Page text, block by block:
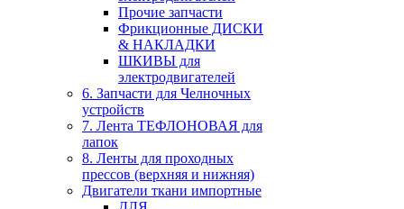
Прочие запчасти
Фрикционные ДИСКИ
& НАКЛАДКИ
ШКИВЫ для
электродвигателей
6. Запчасти для Челночных
устройств
7. Лента ТЕФЛОНОВАЯ для
лапок
8. Ленты для проходных
прессов (верхняя и нижняя)
Двигатели ткани импортные